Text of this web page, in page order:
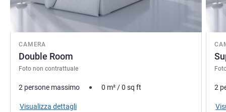
CAMERA
Double Room
Foto non contrattuale
2 persone massimo 0 m²/0 sq ft
Visualizza dettagli
2